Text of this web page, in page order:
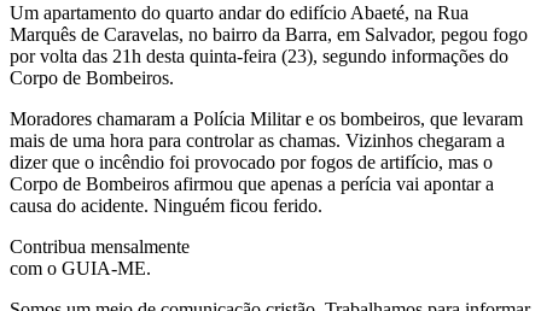
Um apartamento do quarto andar do edifício Abaeté, na Rua
Marquês de Caravelas, no bairro da Barra, em Salvador, pegou fogo
por volta das 21h desta quinta-feira (23), segundo informações do
Corpo de Bombeiros.
Moradores chamaram a Polícia Militar e os bombeiros, que levaram
mais de uma hora para controlar as chamas. Vizinhos chegaram a
dizer que o incêndio foi provocado por fogos de artifício, mas o
Corpo de Bombeiros afirmou que apenas a perícia vai apontar a
causa do acidente. Ninguém ficou ferido.
Contribua mensalmente
com o GUIA-ME.